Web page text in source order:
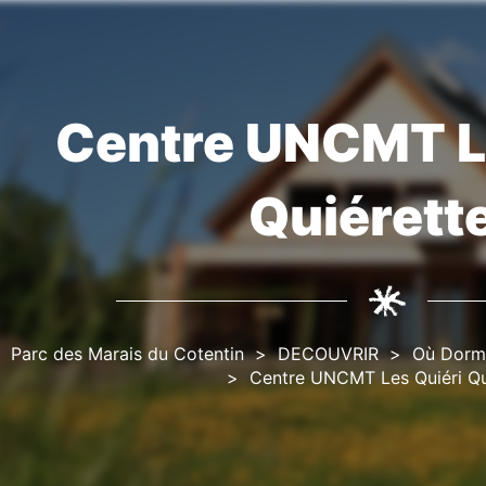
Fil
d'Ariane
Centre UNCMT
Parc des Marais du Cotentin DECOUVRIR
Où
Centre UNCMT Les Quiéri